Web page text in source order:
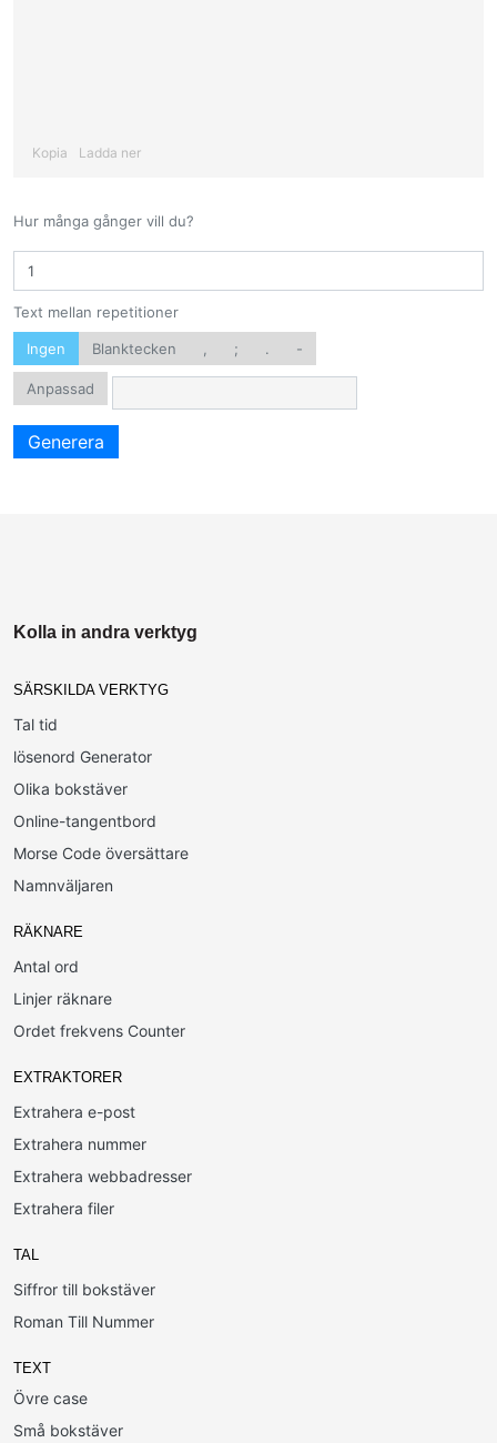
Kopia Ladda ner
Hur många gånger vill du?
Text mellan repetitioner
Ingen Blanktecken ; . -
Anpassad
Generera
Kolla in andra verktyg
SÄRSKILDA VERKTYG
Tal tid
lösenord Generator
Olika bokstäver
Online-tangentbord
Morse Code översättare
Namnväljaren
RÄKNARE
Antal ord
Linjer räknare
Ordet frekvens Counter
EXTRAKTORER
Extrahera e-post
Extrahera nummer
Extrahera webbadresser
Extrahera filer
TAL
Siffror till bokstäver
Roman Till Nummer
TEXT
Övre case
Små bokstäver